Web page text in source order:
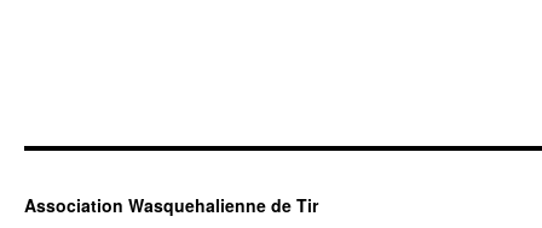
Association Wasquehalienne de Tir